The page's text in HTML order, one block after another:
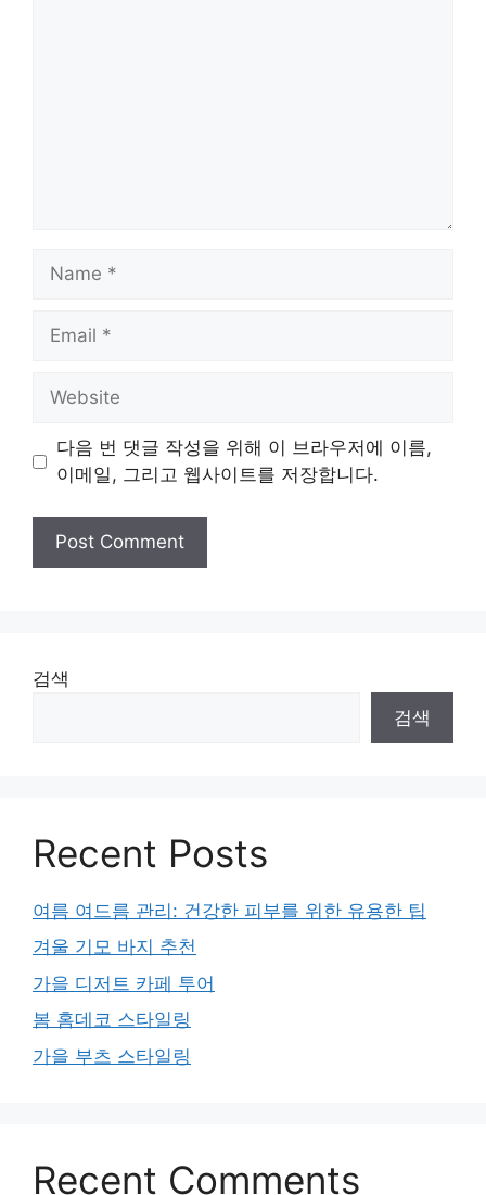
Name
Email
Website
다음 번 댓글 작성을 위해 이 브라우저에 이름,
이메일, 그리고 웹사이트를 저장합니다.
검색
검색
Recent Posts
여름 여드름 관리: 건강한 피부를 위한 유용한 팁
겨울 기모 바지 추천
가을 디저트 카페 투어
봄 홈데코 스타일링
가을 부츠 스타일링
Recent Comments